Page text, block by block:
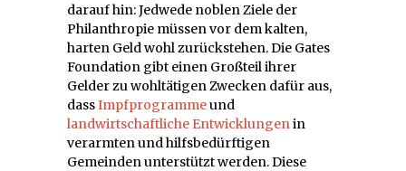
darauf hin: Jedwede noblen Ziele der
Philanthropie müssen vor dem kalten,
harten Geld wohl zurückstehen. Die Gates
Foundation gibt einen Großteil ihrer
Gelder zu wohltätigen Zwecken dafür aus,
dassImpfprogrammeund
landwirtschaftliche Entwicklungenin
verarmten und hilfsbedürftigen
Gemeinden unterstützt werden. Diese